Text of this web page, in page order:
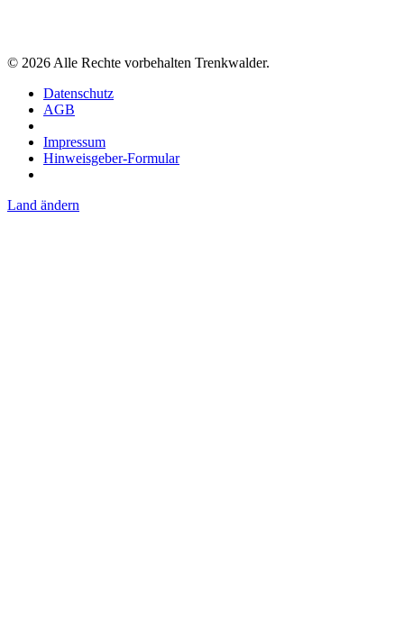
© 2026 Alle Rechte vorbehalten Trenkwalder.
Datenschutz
AGB
Impressum
Hinweisgeber-Formular
Land ändern